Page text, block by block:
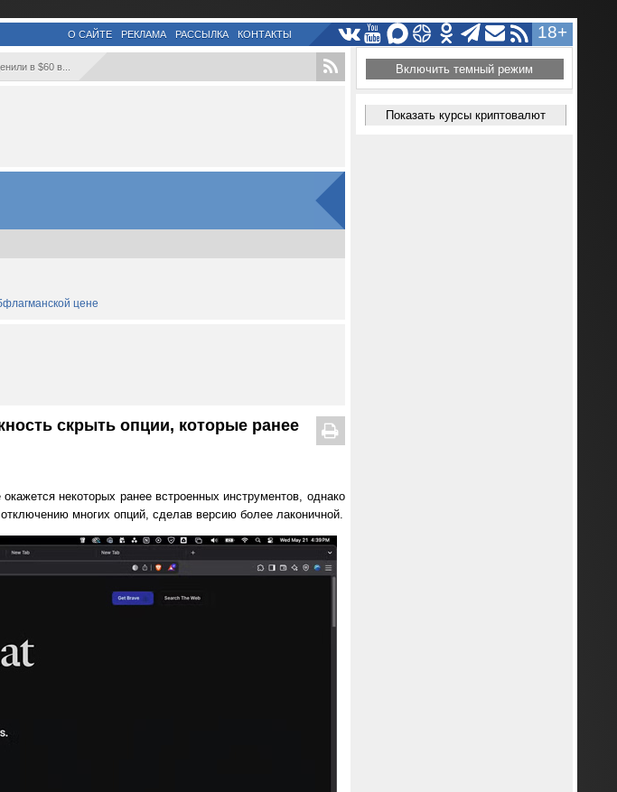
18+
О САЙТЕ РЕКЛАМА РАССЫЛКА КОНТАКТЫ
в $60 в...
цене
скрыть опции, которые ранее
некоторых ранее встроенных инструментов, однако
многих опций, сделав версию более лаконичной.
Включить темный режим
Показать курсы криптовалют